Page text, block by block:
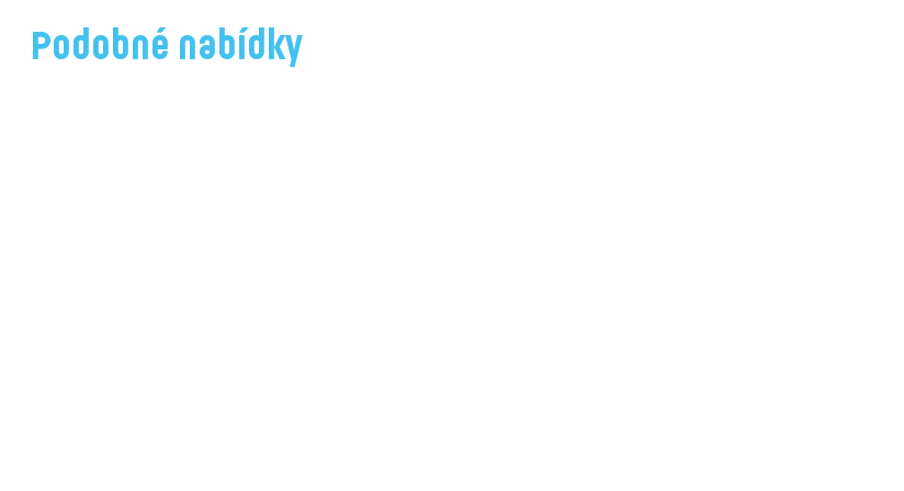
Podobné nabídky